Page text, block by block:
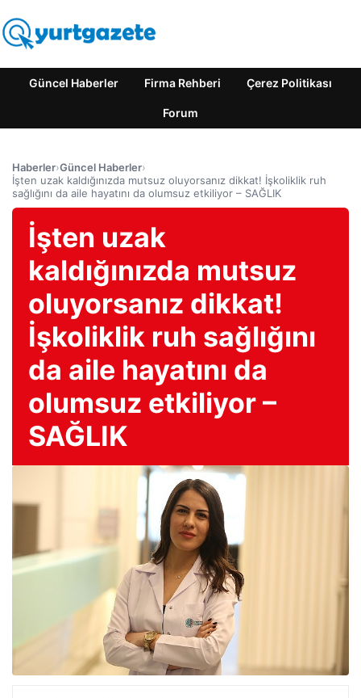
Güncel Haberler Firma Rehberi Çerez Politikası
Forum
Haberler›Güncel Haberler›
İşten uzak kaldığınızda mutsuz oluyorsanız dikkat! İşkoliklik ruh
sağlığını da aile hayatını da olumsuz etkiliyor – SAĞLIK
İşten uzak
kaldığınızda mutsuz
oluyorsanız dikkat!
İşkoliklik ruh sağlığını
da aile hayatını da
olumsuz etkiliyor –
SAĞLIK